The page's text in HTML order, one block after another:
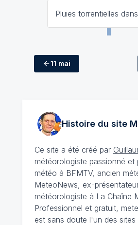
Pluies torrentielles
11 mai
Histoire du site
Ce site a été créé par
météorologiste passionné et
météo à BFMTV, ancien
MeteoNews, ex-
météorologiste à La Chaîne
Professionnel et gratuit,
est sans doute l'un des sites